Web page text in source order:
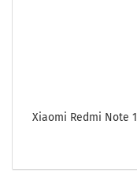
Xiao­mi Redmi Note